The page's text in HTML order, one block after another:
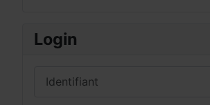
Login